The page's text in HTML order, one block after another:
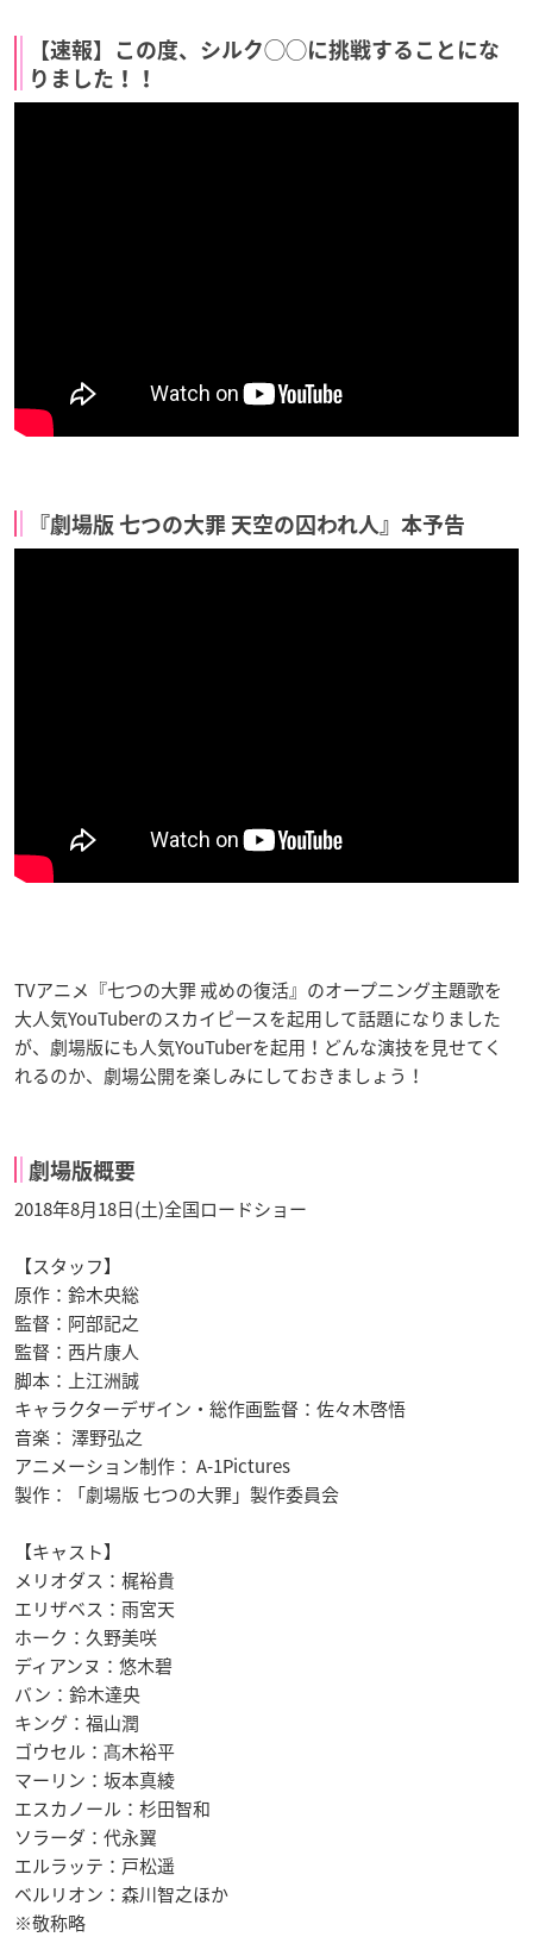
【速報】この度、シルク◯◯に挑戦することにな
りました！！
『劇場版 七つの大罪 天空の囚われ人』本予告
TVアニメ『七つの大罪 戒めの復活』のオープニング主題歌を
大人気YouTuberのスカイピースを起用して話題になりました
が、劇場版にも人気YouTuberを起用！どんな演技を見せてく
れるのか、劇場公開を楽しみにしておきましょう！
劇場版概要
2018年8月18日(土)全国ロードショー
【スタッフ】
原作：鈴木央総
監督：阿部記之
監督：西片康人
脚本：上江洲誠
キャラクターデザイン・総作画監督：佐々木啓悟
音楽： 澤野弘之
アニメーション制作： A-1Pictures
製作：「劇場版 七つの大罪」製作委員会
【キャスト】
メリオダス：梶裕貴
エリザベス：雨宮天
ホーク：久野美咲
ディアンヌ：悠木碧
バン：鈴木達央
キング：福山潤
ゴウセル：髙木裕平
マーリン：坂本真綾
エスカノール：杉田智和
ソラーダ：代永翼
エルラッテ：戸松遥
ベルリオン：森川智之ほか
※敬称略